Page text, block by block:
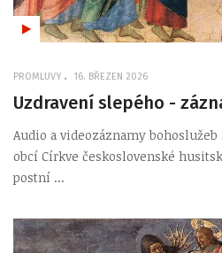
PROMLUVY 16. BŘEZEN 2026
Uzdravení slepého -
Audio a videozáznamy
obcí Církve československé
postní ...